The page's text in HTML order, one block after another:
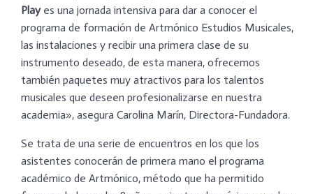
Playes una jornada intensiva para dar a conocer el
programa de formación de Artmónico Estudios Musicales,
las instalaciones y recibir una primera clase de su
instrumento deseado, de esta manera, ofrecemos
también paquetes muy atractivos para los talentos
musicales que deseen profesionalizarse en nuestra
academia», asegura Carolina Marín, Directora-Fundadora.
Se trata de una serie de encuentros en los que los
asistentes conocerán de primera mano el programa
académico de Artmónico, método que ha permitido